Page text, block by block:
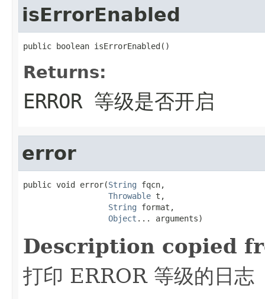
isErrorEnabled
public boolean isErrorEnabled()
Returns:
ERROR 等级是否开启
error
public void error(String fqcn,
Throwable t,
String format,
Object ... arguments)
Description copied
打印 ERROR 等级的日志